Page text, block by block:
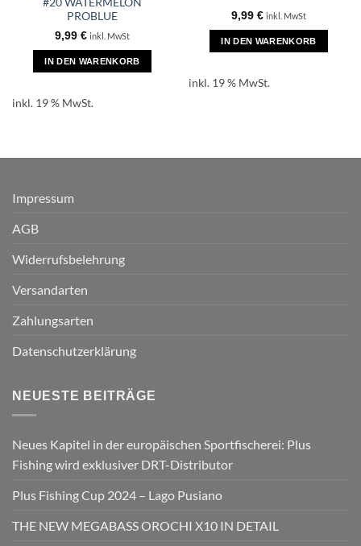
#20 WATERMELON
PROBLUE
9,99 € inkl. MwSt
IN DEN WARENKORB
inkl. 19 % MwSt.
9,99 € inkl. MwSt
IN DEN WARENKORB
inkl. 19 % MwSt.
Impressum
AGB
Widerrufsbelehrung
Versandarten
Zahlungsarten
Datenschutzerklärung
NEUESTE BEITRÄGE
Neues Kapitel in der europäischen Sportfischerei: Plus
Fishing wird exklusiver DRT-Distributor
Plus Fishing Cup 2024 – Lago Pusiano
THE NEW MEGABASS OROCHI X10 IN DETAIL